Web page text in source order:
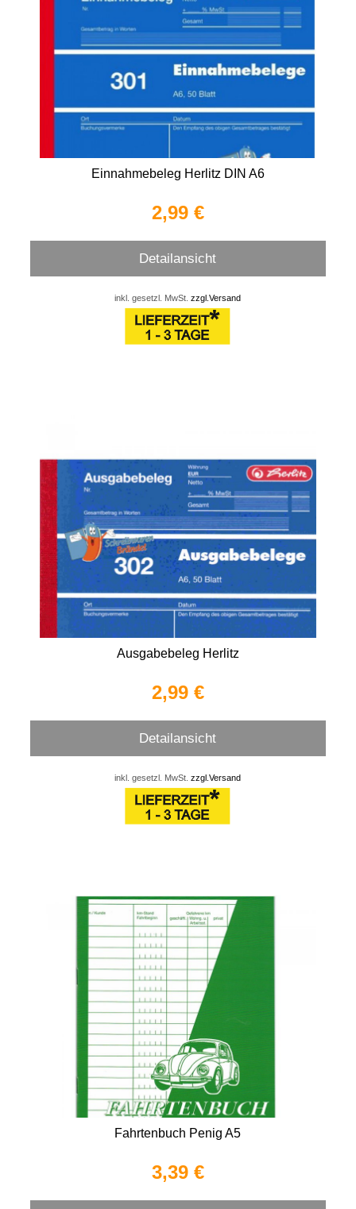
Einnahmebeleg Herlitz DIN A6
2,99 €
Detailansicht
inkl. gesetzl. MwSt.zzgl.Versand
Ausgabebeleg Herlitz
2,99 €
Detailansicht
inkl. gesetzl. MwSt.zzgl.Versand
Fahrtenbuch Penig A5
3,39 €